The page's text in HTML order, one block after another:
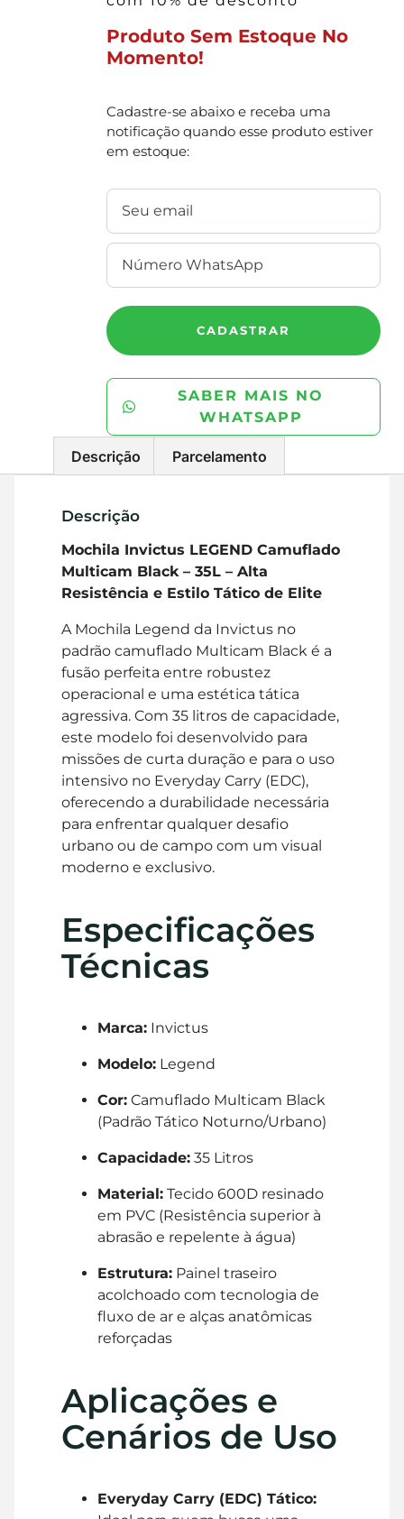
Produto Sem Estoque No
Momento!
Cadastre-se abaixo e receba uma
notificação quando esse produto estiver
em estoque:
CADASTRAR
SABER MAIS NO
WHATSAPP
Descrição Parcelamento
Descrição
Mochila Invictus LEGEND Camuflado
Multicam Black – 35L – Alta
Resistência e Estilo Tático de Elite
A Mochila Legend da Invictus no
padrão camuflado Multicam Black é a
fusão perfeita entre robustez
operacional e uma estética tática
agressiva. Com 35 litros de capacidade,
este modelo foi desenvolvido para
missões de curta duração e para o uso
intensivo no Everyday Carry (EDC),
oferecendo a durabilidade necessária
para enfrentar qualquer desafio
urbano ou de campo com um visual
moderno e exclusivo.
Especificações
Técnicas
Marca: Invictus
Modelo: Legend
Cor: Camuflado Multicam Black
(Padrão Tático Noturno/Urbano)
Capacidade: 35 Litros
Material: Tecido 600D resinado
em PVC (Resistência superior à
abrasão e repelente à água)
Estrutura: Painel traseiro
acolchoado com tecnologia de
fluxo de ar e alças anatômicas
reforçadas
Aplicações e
Cenários de Uso
Everyday Carry (EDC) Tático: